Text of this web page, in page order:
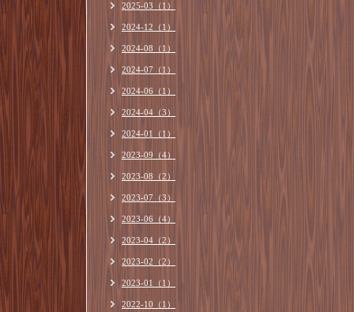
2025-03（1）
2024-12（1）
2024-08（1）
2024-07（1）
2024-06（1）
2024-04（3）
2024-01（1）
2023-09（4）
2023-08（2）
2023-07（3）
2023-06（4）
2023-04（2）
2023-02（2）
2023-01（1）
2022-10（1）